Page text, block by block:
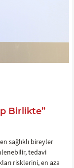
Birlikte”
sağlıklı bireyler
tedavi
risklerini, en aza